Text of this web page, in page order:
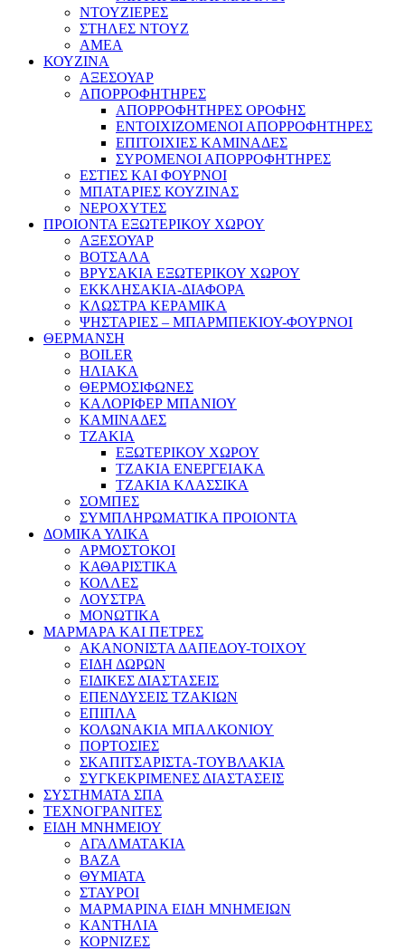
ΝΤΟΥΖΙΕΡΕΣ
ΣΤΗΛΕΣ ΝΤΟΥΖ
ΑΜΕΑ
ΚΟΥΖΙΝΑ
ΑΞΕΣΟΥΑΡ
ΑΠΟΡΡΟΦΗΤΗΡΕΣ
ΑΠΟΡΡΟΦΗΤΗΡΕΣ ΟΡΟΦΗΣ
ΕΝΤΟΙΧΙΖΟΜΕΝΟΙ ΑΠΟΡΡΟΦΗΤΗΡΕΣ
ΕΠΙΤΟΙΧΙΕΣ ΚΑΜΙΝΑΔΕΣ
ΣΥΡΟΜΕΝΟΙ ΑΠΟΡΡΟΦΗΤΗΡΕΣ
ΕΣΤΙΕΣ ΚΑΙ ΦΟΥΡΝΟΙ
ΜΠΑΤΑΡΙΕΣ ΚΟΥΖΙΝΑΣ
ΝΕΡΟΧΥΤΕΣ
ΠΡΟΙΟΝΤΑ ΕΞΩΤΕΡΙΚΟΥ ΧΩΡΟΥ
ΑΞΕΣΟΥΑΡ
ΒΟΤΣΑΛΑ
ΒΡΥΣΑΚΙΑ ΕΞΩΤΕΡΙΚΟΥ ΧΩΡΟΥ
ΕΚΚΛΗΣΑΚΙΑ-ΔΙΑΦΟΡΑ
ΚΛΩΣΤΡΑ ΚΕΡΑΜΙΚΑ
ΨΗΣΤΑΡΙΕΣ – ΜΠΑΡΜΠΕΚΙΟΥ-ΦΟΥΡΝΟΙ
ΘΕΡΜΑΝΣΗ
BOILER
ΗΛΙΑΚΑ
ΘΕΡΜΟΣΙΦΩΝΕΣ
ΚΑΛΟΡΙΦΕΡ ΜΠΑΝΙΟΥ
ΚΑΜΙΝΑΔΕΣ
ΤΖΑΚΙΑ
ΕΞΩΤΕΡΙΚΟΥ ΧΩΡΟΥ
ΤΖΑΚΙΑ ΕΝΕΡΓΕΙΑΚΑ
ΤΖΑΚΙΑ ΚΛΑΣΣΙΚΑ
ΣΟΜΠΕΣ
ΣΥΜΠΛΗΡΩΜΑΤΙΚΑ ΠΡΟΙΟΝΤΑ
ΔΟΜΙΚΑ ΥΛΙΚΑ
ΑΡΜΟΣΤΟΚΟΙ
ΚΑΘΑΡΙΣΤΙΚΑ
ΚΟΛΛΕΣ
ΛΟΥΣΤΡΑ
ΜΟΝΩΤΙΚΑ
ΜΑΡΜΑΡΑ ΚΑΙ ΠΕΤΡΕΣ
ΑΚΑΝΟΝΙΣΤΑ ΔΑΠΕΔΟΥ-ΤΟΙΧΟΥ
ΕΙΔΗ ΔΩΡΩΝ
ΕΙΔΙΚΕΣ ΔΙΑΣΤΑΣΕΙΣ
ΕΠΕΝΔΥΣΕΙΣ ΤΖΑΚΙΩΝ
ΕΠΙΠΛΑ
ΚΟΛΩΝΑΚΙΑ ΜΠΑΛΚΟΝΙΟΥ
ΠΟΡΤΟΣΙΕΣ
ΣΚΑΠΙΤΣΑΡΙΣΤΑ-ΤΟΥΒΛΑΚΙΑ
ΣΥΓΚΕΚΡΙΜΕΝΕΣ ΔΙΑΣΤΑΣΕΙΣ
ΣΥΣΤΗΜΑΤΑ ΣΠΑ
ΤΕΧΝΟΓΡΑΝΙΤΕΣ
ΕΙΔΗ ΜΝΗΜΕΙΟΥ
ΑΓΑΛΜΑΤΑΚΙΑ
ΒΑΖΑ
ΘΥΜΙΑΤΑ
ΣΤΑΥΡΟΙ
ΜΑΡΜΑΡΙΝΑ ΕΙΔΗ ΜΝΗΜΕΙΩΝ
ΚΑΝΤΗΛΙΑ
ΚΟΡΝΙΖΕΣ